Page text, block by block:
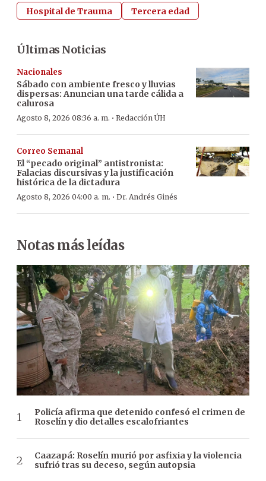
Hospital de Trauma Tercera edad
Últimas Noticias
Nacionales
Sábado con ambiente fresco y lluvias
dispersas: Anuncian una tarde cálida a
calurosa
Agosto 8, 2026 08:36 a. m. · Redacción ÚH
Correo Semanal
El “pecado original” antistronista:
Falacias discursivas y la justificación
histórica de la dictadura
Agosto 8, 2026 04:00 a. m. · Dr. Andrés Ginés
Notas más leídas
Policía afirma que detenido confesó el crimen de
Roselín y dio detalles escalofriantes
Caazapá: Roselín murió por asfixia y la violencia
sufrió tras su deceso, según autopsia